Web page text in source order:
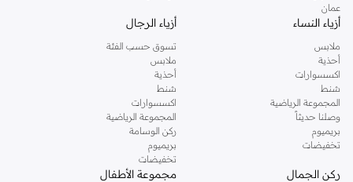
عمان
أزياء النساء
ملابس
أحذية
اكسسوارات
شنط
المجموعة الرياضية
وصلنا حديثاً
بريميوم
تخفيضات
أزياء الرجال
تسوق حسب الفئة
ملابس
أحذية
شنط
اكسسوارات
المجموعة الرياضية
ركن الوسامة
بريميوم
تخفيضات
ركن الجمال مجموعة الأطفال